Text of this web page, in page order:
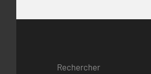
Rechercher